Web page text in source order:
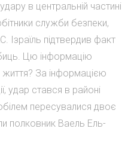
в центральній частині
служби безпеки,
підтвердив факт
Цю інформацію
За інформацією
удар стався в районі
пересувалися двоє
полковник Ваель Ель-